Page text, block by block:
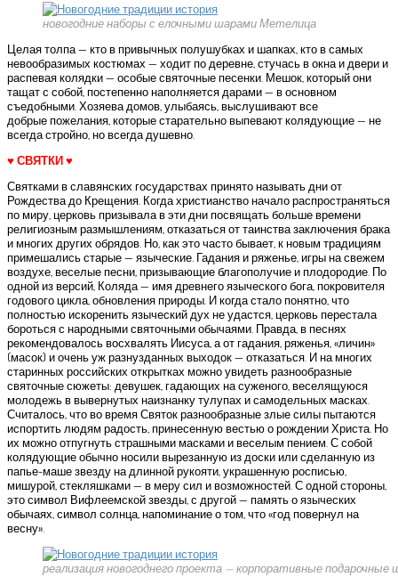
новогодние наборы с елочными шарами Метелица
Целая толпа — кто в привычных полушубках и шапках, кто в самых
невообразимых костюмах — ходит по деревне, стучась в окна и двери и
распевая колядки — особые святочные песенки. Мешок, который они
тащат с собой, постепенно наполняется дарами — в основном
съедобными. Хозяева домов, улыбаясь, выслушивают все
добрые пожелания, которые старательно выпевают колядующие — не
всегда стройно, но всегда душевно.
♥ СВЯТКИ ♥
Святками в славянских государствах принято называть дни от
Рождества до Крещения. Когда христианство начало распространяться
по миру, церковь призывала в эти дни посвящать больше времени
религиозным размышлениям, отказаться от таинства заключения брака
и многих других обрядов. Но, как это часто бывает, к новым традициям
примешались старые — языческие. Гадания и ряженье, игры на свежем
воздухе, веселые песни, призывающие благополучие и плодородие. По
одной из версий, Коляда — имя древнего языческого бога, покровителя
годового цикла, обновления природы. И когда стало понятно, что
полностью искоренить языческий дух не удастся, церковь перестала
бороться с народными святочными обычаями. Правда, в песнях
рекомендовалось восхвалять Иисуса, а от гадания, ряженья, «личин»
(масок) и очень уж разнузданных выходок — отказаться. И на многих
старинных российских открытках можно увидеть разнообразные
святочные сюжеты: девушек, гадающих на суженого, веселящуюся
молодежь в вывернутых наизнанку тулупах и самодельных масках.
Считалось, что во время Святок разнообразные злые силы пытаются
испортить людям радость, принесенную вестью о рождении Христа. Но
их можно отпугнуть страшными масками и веселым пением. С собой
колядующие обычно носили вырезанную из доски или сделанную из
папье-маше звезду на длинной рукояти, украшенную росписью,
мишурой, стекляшками — в меру сил и возможностей. С одной стороны,
это символ Вифлеемской звезды, с другой — память о языческих
обычаях, символ солнца, напоминание о том, что «год повернул на
весну».
реализация новогоднего проекта — корпоративные подарочные